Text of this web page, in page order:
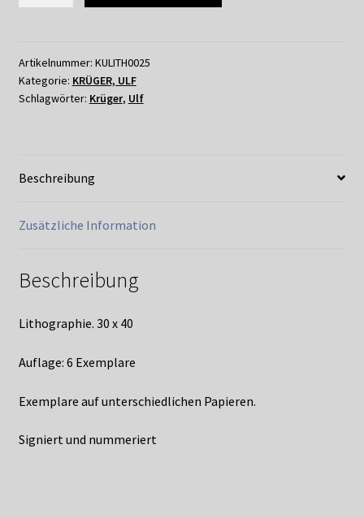
2022
Menge
Artikelnummer: KULITH0025
Kategorie: KRÜGER, ULF
Schlagwörter: Krüger, Ulf
Beschreibung
Zusätzliche Information
Beschreibung
Lithographie. 30 x 40
Auflage: 6 Exemplare
Exemplare auf unterschiedlichen Papieren.
Signiert und nummeriert